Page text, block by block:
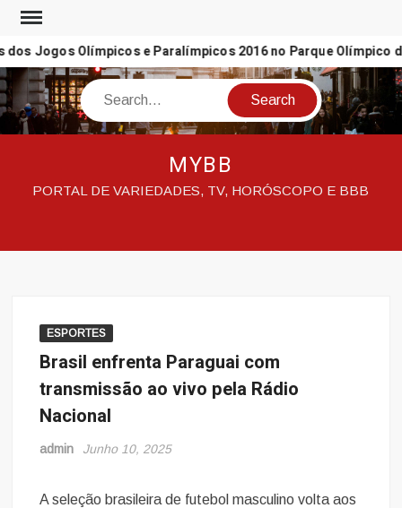
Skip
contentJogos Olímpicos e Paralímpicos 2016 no Parque Olímpico
Search
MYBB
PORTAL DE VARIEDADES, TV, HORÓSCOPO E BBB
ESPORTES
Brasil enfrenta Paraguai com
transmissão ao vivo pela Rádio
Nacional
admin Junho 10, 2025
A seleção brasileira de futebol masculino volta aos